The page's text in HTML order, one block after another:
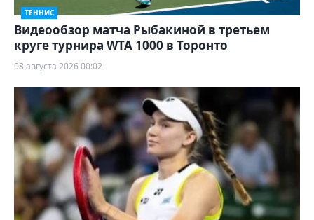
ТЕННИС
Видеообзор матча Рыбакиной в третьем
круге турнира WTA 1000 в Торонто
08 августа 2026 00:02